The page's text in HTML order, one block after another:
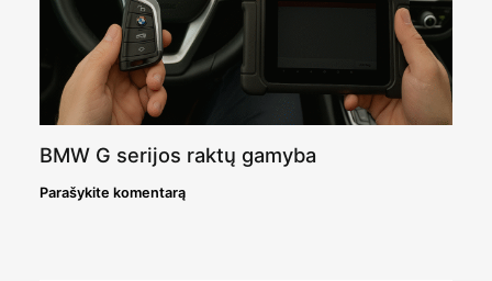
BMW G serijos raktų gamyba
Parašykite komentarą